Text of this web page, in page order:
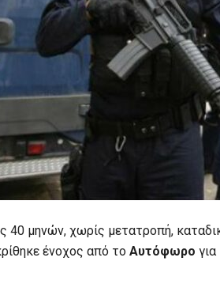
40 μηνών, χωρίς μετατροπή,
ένοχος από το Αυτόφωρο για